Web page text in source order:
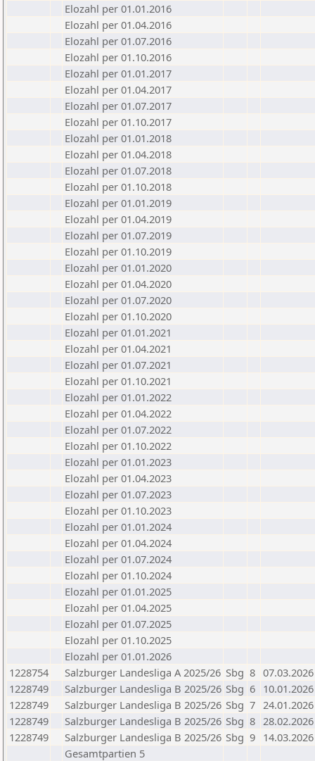
Elozahl per 01.01.2016
Elozahl per 01.04.2016
Elozahl per 01.07.2016
Elozahl per 01.10.2016
Elozahl per 01.01.2017
Elozahl per 01.04.2017
Elozahl per 01.07.2017
Elozahl per 01.10.2017
Elozahl per 01.01.2018
Elozahl per 01.04.2018
Elozahl per 01.07.2018
Elozahl per 01.10.2018
Elozahl per 01.01.2019
Elozahl per 01.04.2019
Elozahl per 01.07.2019
Elozahl per 01.10.2019
Elozahl per 01.01.2020
Elozahl per 01.04.2020
Elozahl per 01.07.2020
Elozahl per 01.10.2020
Elozahl per 01.01.2021
Elozahl per 01.04.2021
Elozahl per 01.07.2021
Elozahl per 01.10.2021
Elozahl per 01.01.2022
Elozahl per 01.04.2022
Elozahl per 01.07.2022
Elozahl per 01.10.2022
Elozahl per 01.01.2023
Elozahl per 01.04.2023
Elozahl per 01.07.2023
Elozahl per 01.10.2023
Elozahl per 01.01.2024
Elozahl per 01.04.2024
Elozahl per 01.07.2024
Elozahl per 01.10.2024
Elozahl per 01.01.2025
Elozahl per 01.04.2025
Elozahl per 01.07.2025
Elozahl per 01.10.2025
Elozahl per 01.01.2026
1228754
Salzburger Landesliga A 2025/26 Sbg 8 07.03.2026
1228749
Salzburger Landesliga B 2025/26 Sbg 6 10.01.2026
1228749
Salzburger Landesliga B 2025/26 Sbg 7 24.01.2026
1228749
Salzburger Landesliga B 2025/26 Sbg 8 28.02.2026
1228749
Salzburger Landesliga B 2025/26 Sbg 9 14.03.2026
Gesamtpartien 5